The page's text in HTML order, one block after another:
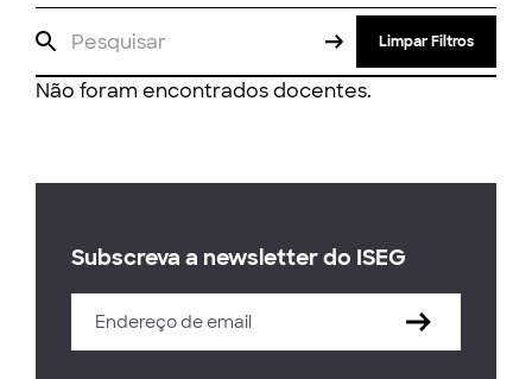
Limpar Filtros
Não foram encontrados docentes.
Subscreva a newsletter do ISEG